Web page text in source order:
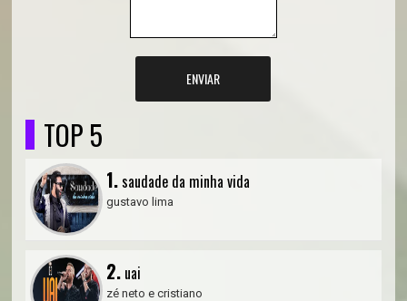
ENVIAR
TOP 5
1.saudade da minha vida
gustavo lima
2. uai
zé neto e cristiano